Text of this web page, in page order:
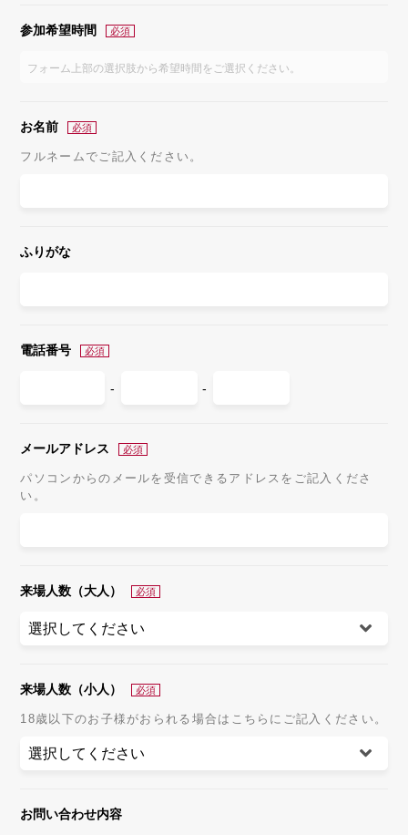
参加希望時間
お名前
フルネームでご記入ください。
ふりがな
電話番号
- -
メールアドレス
パソコンからのメールを受信できるアドレスをご記入くださ
い。
来場人数（大人）
来場人数（小人）
18歳以下のお子様がおられる場合はこちらにご記入ください。
お問い合わせ内容